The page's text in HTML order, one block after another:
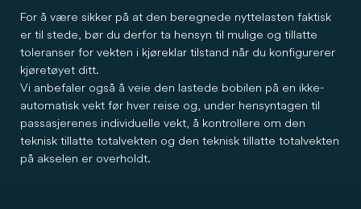
For å være sikker på at den beregnede nyttelasten faktisk
er til stede, bør du derfor ta hensyn til mulige og tillatte
toleranser for vekten i kjøreklar tilstand når du konfigurerer
kjøretøyet ditt.
Vi anbefaler også å veie den lastede bobilen på en ikke-
automatisk vekt før hver reise og, under hensyntagen til
passasjerenes individuelle vekt, å kontrollere om den
teknisk tillatte totalvekten og den teknisk tillatte totalvekten
på akselen er overholdt.